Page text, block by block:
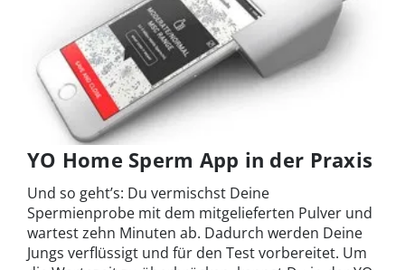
YO Home Sperm App in der Praxis
Und so geht’s: Du vermischst Deine
Spermienprobe mit dem mitgelieferten Pulver und
wartest zehn Minuten ab. Dadurch werden Deine
Jungs verflüssigt und für den Test vorbereitet. Um